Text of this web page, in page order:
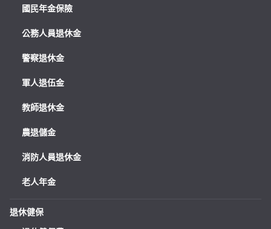
國民年金保險
公務人員退休金
警察退休金
軍人退伍金
教師退休金
農退儲金
消防人員退休金
老人年金
退休健保